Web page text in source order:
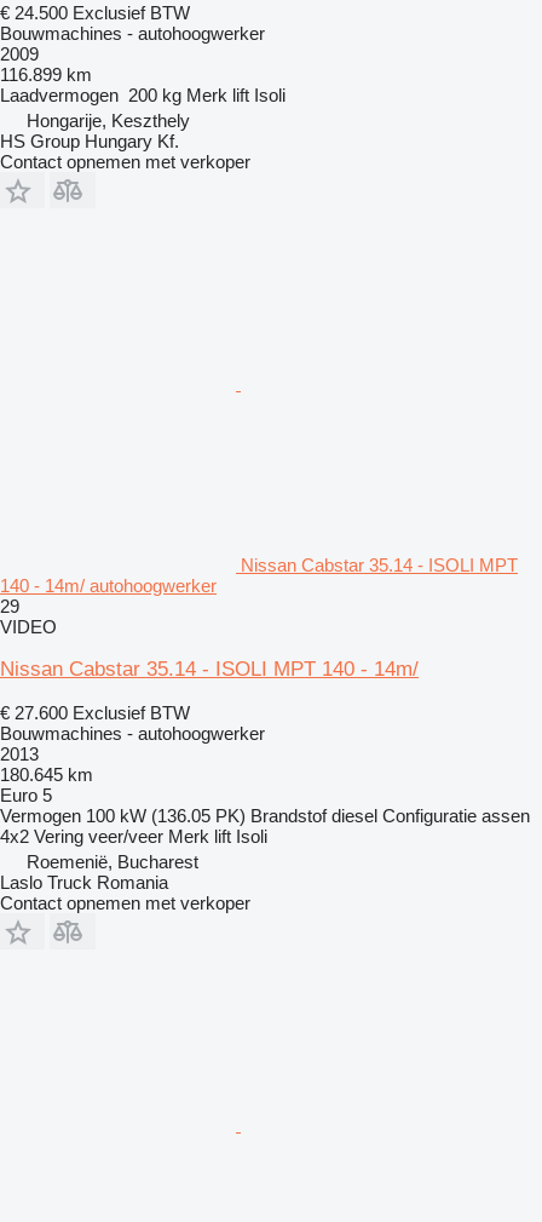
€ 24.500 Exclusief BTW
Bouwmachines - autohoogwerker
2009
116.899 km
Laadvermogen 200 kg Merk lift Isoli
Hongarije, Keszthely
HS Group Hungary Kf.
Contact opnemen met verkoper
Nissan Cabstar 35.14 - ISOLI MPT
140 - 14m/ autohoogwerker
29
VIDEO
Nissan Cabstar 35.14 - ISOLI MPT 140 - 14m/
€ 27.600 Exclusief BTW
Bouwmachines - autohoogwerker
2013
180.645 km
Euro 5
Vermogen 100 kW (136.05 PK) Brandstof diesel Configuratie assen
4x2 Vering veer/veer Merk lift Isoli
Roemenië, Bucharest
Laslo Truck Romania
Contact opnemen met verkoper